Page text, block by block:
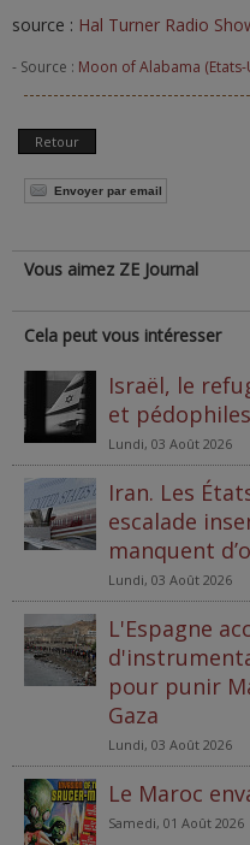
source : Hal Turner Radio
- Source : Moon of Alabama (Etats-
Retour
Envoyer par email
Vous aimez ZE Journal
Cela peut vous intéresser
Israël, le
et
Lundi, 03 Août 2026
Iran. Les
escalade
manquent
Lundi, 03 Août 2026
L'Espagne
pour punir
Gaza
Lundi, 03 Août 2026
Le Maroc
Samedi, 01 Août 2026